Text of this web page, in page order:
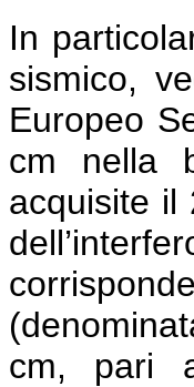
In
sismico,
Europeo
cm nella
acquisite il
cm, pari